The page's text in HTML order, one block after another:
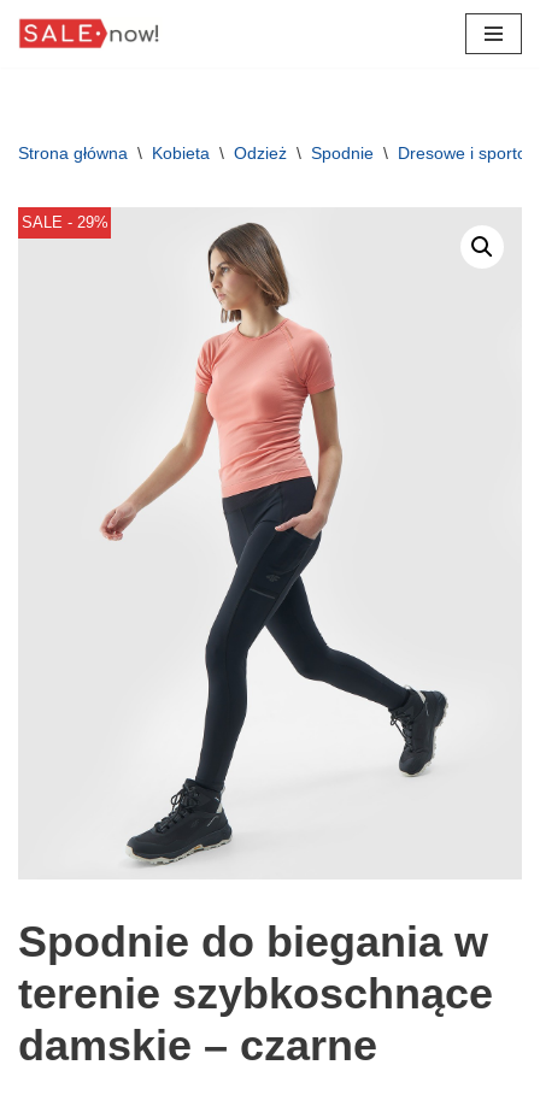
Strona główna \ Kobieta \ Odzież \ Spodnie \ Dresowe i
SALE - 29%
Spodnie do biegania w
terenie szybkoschnące
damskie – czarne